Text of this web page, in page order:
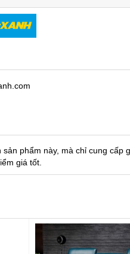
sản phẩm này, mà chỉ cung cấp
giá tốt.